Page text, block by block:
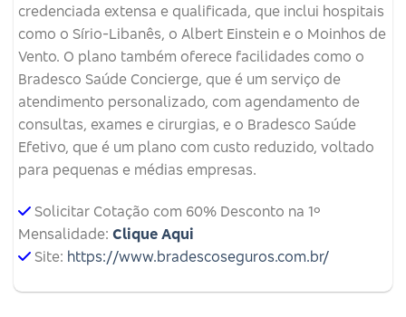
credenciada extensa e qualificada, que inclui hospitais
como o Sírio-Libanês, o Albert Einstein e o Moinhos de
Vento. O plano também oferece facilidades como o
Bradesco Saúde Concierge, que é um serviço de
atendimento personalizado, com agendamento de
consultas, exames e cirurgias, e o Bradesco Saúde
Efetivo, que é um plano com custo reduzido, voltado
para pequenas e médias empresas.
Solicitar Cotação com 60% Desconto na 1º
Mensalidade: Clique Aqui
Site: https://www.bradescoseguros.com.br/